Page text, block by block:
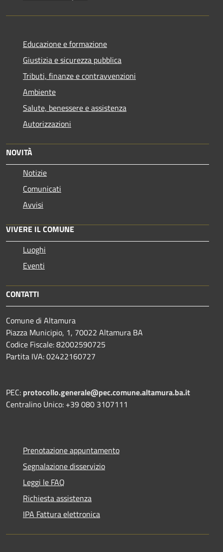
Educazione e formazione
Giustizia e sicurezza pubblica
Tributi, finanze e contravvenzioni
Ambiente
Salute, benessere e assistenza
Autorizzazioni
NOVITÀ
Notizie
Comunicati
Avvisi
VIVERE IL COMUNE
Luoghi
Eventi
CONTATTI
Comune di Altamura
Piazza Municipio, 1, 70022 Altamura BA
Codice Fiscale: 82002590725
Partita IVA: 02422160727
PEC: protocollo.generale@pec.comune.altamura.ba.it
Centralino Unico: +39 080 3107111
Prenotazione appuntamento
Segnalazione disservizio
Leggi le FAQ
Richiesta assistenza
IPA Fattura elettronica